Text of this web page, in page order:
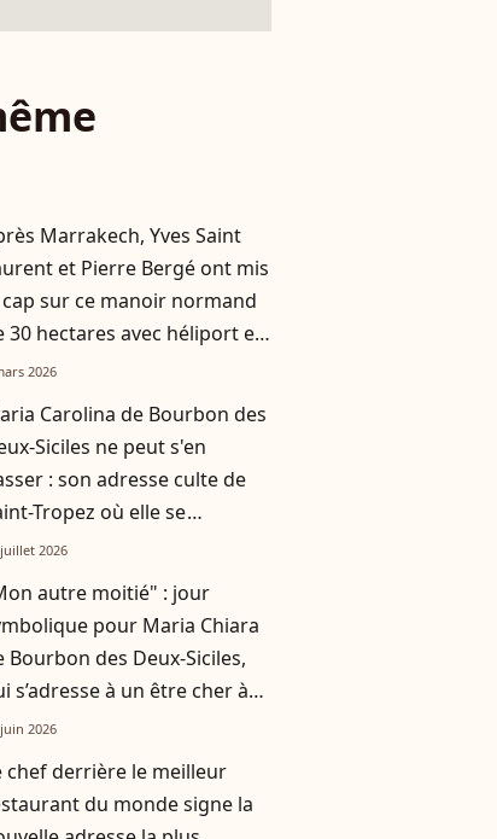
Marrakech, Yves Saint
et Pierre Bergé ont mis
cap sur ce manoir normand
30 hectares avec héliport et
2026
Carolina de Bourbon des
Siciles ne peut s'en
: son adresse culte de
Tropez où elle se
"deux à trois fois par
2026
autre moitié" : jour
pour Maria Chiara
Bourbon des Deux-Siciles,
s’adresse à un être cher à
cœur
2026
chef derrière le meilleur
du monde signe la